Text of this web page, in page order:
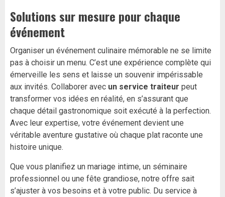
Solutions sur mesure pour chaque
événement
Organiser un événement culinaire mémorable ne se limite
pas à choisir un menu. C’est une expérience complète qui
émerveille les sens et laisse un souvenir impérissable
aux invités. Collaborer avec un service traiteur peut
transformer vos idées en réalité, en s’assurant que
chaque détail gastronomique soit exécuté à la perfection.
Avec leur expertise, votre événement devient une
véritable aventure gustative où chaque plat raconte une
histoire unique.
Que vous planifiez un mariage intime, un séminaire
professionnel ou une fête grandiose, notre offre sait
s’ajuster à vos besoins et à votre public. Du service à